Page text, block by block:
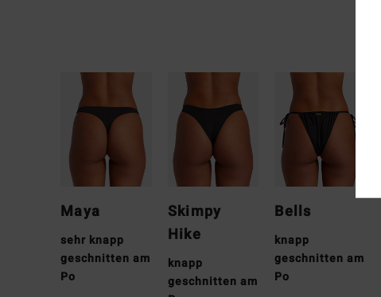
Maya
sehr knapp
geschnitten am
Po
Skimpy
Hike
knapp
geschnitten am
Bells
knapp
geschnitten am
Po